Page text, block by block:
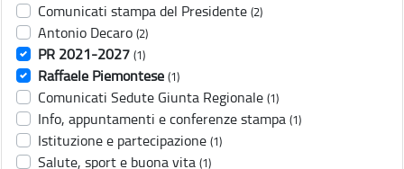
Comunicati stampa del Presidente (2)
Antonio Decaro (2)
PR 2021-2027 (1)
Raffaele Piemontese (1)
Comunicati Sedute Giunta Regionale (1)
Info, appuntamenti e conferenze stampa (1)
Istituzione e partecipazione (1)
Salute, sport e buona vita (1)